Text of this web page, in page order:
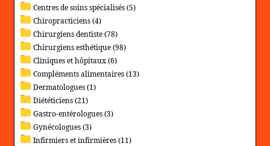
Centres de soins spécialisés (5)
Chiropracticiens (4)
Chirurgiens dentiste (78)
Chirurgiens esthétique (98)
Cliniques et hôpitaux (6)
Compléments alimentaires (13)
Dermatologues (1)
Diététiciens (21)
Gastro-entérologues (3)
Gynécologues (3)
Infirmiers et infirmières (11)